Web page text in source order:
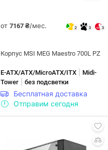
от 7167 ₴/мес. 2 3 3
Корпус MSI MEG Maestro 700L PZ
E-ATX/ATX/MicroATX/ITX
Midi-
Tower
без подсветки
Бесплатная доставка
Отправим сегодня